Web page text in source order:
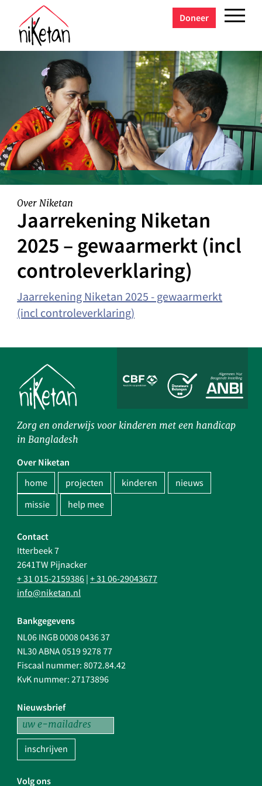
Doneer
Over Niketan
Jaarrekening Niketan
2025 – gewaarmerkt (incl
controleverklaring)
Jaarrekening Niketan 2025 - gewaarmerkt
(incl controleverklaring)
Zorg en onderwijs voor kinderen met een handicap
in Bangladesh
Over Niketan
home projecten kinderen
nieuws
missie
help mee
Contact
Itterbeek 7
2641TW Pijnacker
+ 31 015-2159386 |+ 31 06-29043677
info@niketan.nl
Bankgegevens
NL06 INGB 0008 0436 37
NL30 ABNA 0519 9278 77
Fiscaal nummer: 8072.84.42
KvK nummer: 27173896
Nieuwsbrief
inschrijven
Volg ons